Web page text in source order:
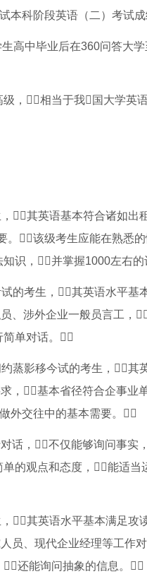
本科阶段英语（二）考试成
高中毕业后在360问答大学
，相当于我国大学英
其英语基本符合诸如
该级考生应能在熟悉
识，并掌握1000左右
的考生，其英语水平
、涉外企业一般员言工，
单对话。
蒸影移今试的考生，
，基本省径符合企事
外交往中的基本需要。
，不仅能够询问事实
的观点和态度，能适
其英语水平基本满足
员、现代企业经理等工作
还能询问抽象的信息。